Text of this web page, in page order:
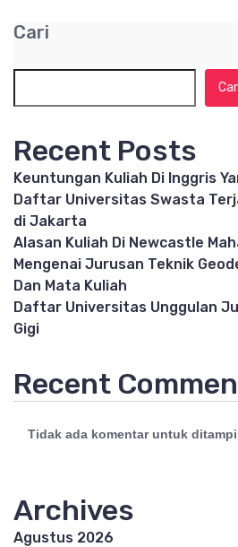
Cari
Recent Posts
Keuntungan Kuliah Di Inggris
Daftar Universitas Swasta
di Jakarta
Alasan Kuliah Di Newcastle
Mengenai Jurusan Teknik
Dan Mata Kuliah
Daftar Universitas Unggulan
Gigi
Recent
Tidak ada komentar untuk
Archives
Agustus 2026